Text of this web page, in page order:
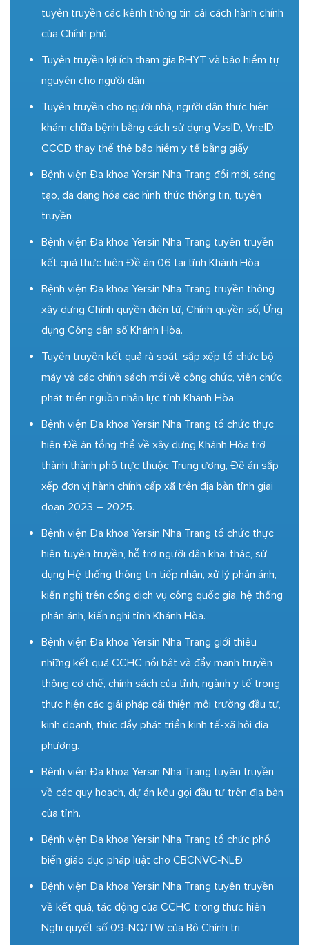
tuyên truyền các kênh thông tin cải cách hành chính
của Chính phủ
Tuyên truyền lợi ích tham gia BHYT và bảo hiểm tự
nguyện cho người dân
Tuyên truyền cho người nhà, người dân thực hiện
khám chữa bệnh bằng cách sử dụng VssID, VneID,
CCCD thay thế thẻ bảo hiểm y tế bằng giấy
Bệnh viện Đa khoa Yersin Nha Trang đổi mới, sáng
tạo, đa dạng hóa các hình thức thông tin, tuyên
truyền
Bệnh viện Đa khoa Yersin Nha Trang tuyên truyền
kết quả thực hiện Đề án 06 tại tỉnh Khánh Hòa
Bệnh viện Đa khoa Yersin Nha Trang truyền thông
xây dựng Chính quyền điện tử, Chính quyền số, Ứng
dụng Công dân số Khánh Hòa.
Tuyên truyền kết quả rà soát, sắp xếp tổ chức bộ
máy và các chính sách mới về công chức, viên chức,
phát triển nguồn nhân lực tỉnh Khánh Hòa
Bệnh viện Đa khoa Yersin Nha Trang tổ chức thực
hiện Đề án tổng thể về xây dựng Khánh Hòa trở
thành thành phố trực thuộc Trung ương, Đề án sắp
xếp đơn vị hành chính cấp xã trên địa bàn tỉnh giai
đoạn 2023 – 2025.
Bệnh viện Đa khoa Yersin Nha Trang tổ chức thực
hiện tuyên truyền, hỗ trợ người dân khai thác, sử
dụng Hệ thống thông tin tiếp nhận, xử lý phản ánh,
kiến nghị trên cổng dịch vụ công quốc gia, hệ thống
phản ánh, kiến nghị tỉnh Khánh Hòa.
Bệnh viện Đa khoa Yersin Nha Trang giới thiệu
những kết quả CCHC nổi bật và đẩy mạnh truyền
thông cơ chế, chính sách của tỉnh, ngành y tế trong
thực hiện các giải pháp cải thiện môi trường đầu tư,
kinh doanh, thúc đẩy phát triển kinh tế-xã hội địa
phương.
Bệnh viện Đa khoa Yersin Nha Trang tuyên truyền
về các quy hoạch, dự án kêu gọi đầu tư trên địa bàn
của tỉnh.
Bệnh viện Đa khoa Yersin Nha Trang tổ chức phổ
biến giáo dục pháp luật cho CBCNVC-NLĐ
Bệnh viện Đa khoa Yersin Nha Trang tuyên truyền
về kết quả, tác động của CCHC trong thực hiện
Nghị quyết số 09-NQ/TW của Bộ Chính trị